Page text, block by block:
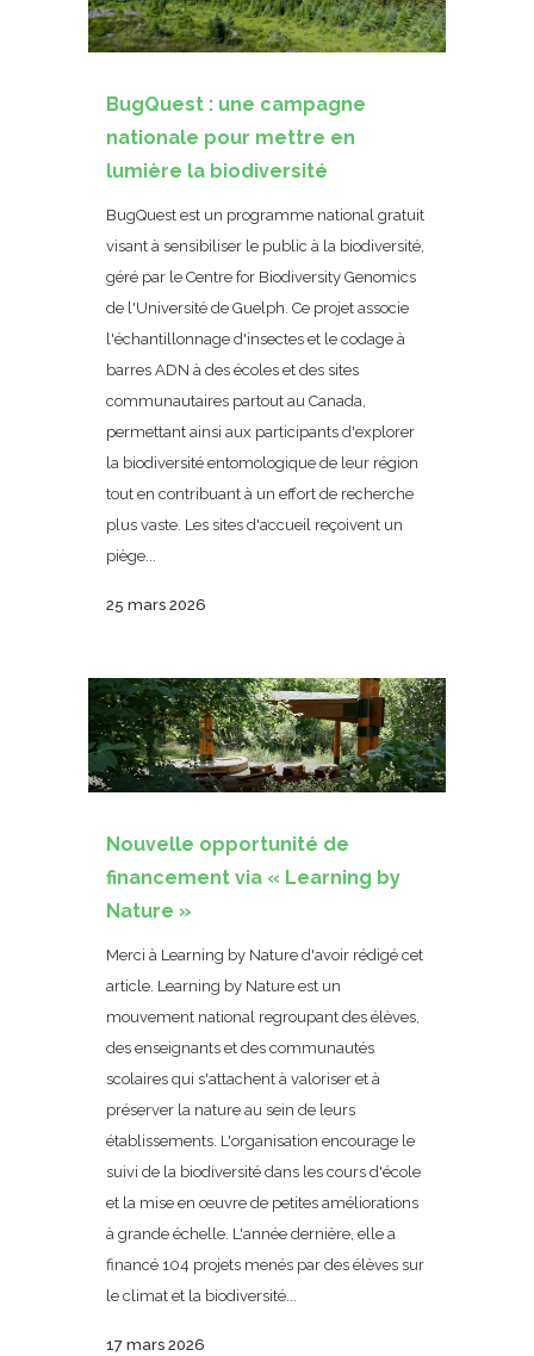
BugQuest : une campagne
nationale pour mettre en
lumière la biodiversité
BugQuest est un programme national gratuit
visant à sensibiliser le public à la biodiversité,
géré par le Centre for Biodiversity Genomics
de l'Université de Guelph. Ce projet associe
l'échantillonnage d'insectes et le codage à
barres ADN à des écoles et des sites
communautaires partout au Canada,
permettant ainsi aux participants d'explorer
la biodiversité entomologique de leur région
tout en contribuant à un effort de recherche
plus vaste. Les sites d'accueil reçoivent un
piège...
25 mars 2026
Nouvelle opportunité de
financement via « Learning by
Nature »
Merci à Learning by Nature d'avoir rédigé cet
article. Learning by Nature est un
mouvement national regroupant des élèves,
des enseignants et des communautés
scolaires qui s'attachent à valoriser et à
préserver la nature au sein de leurs
établissements. L'organisation encourage le
suivi de la biodiversité dans les cours d'école
et la mise en œuvre de petites améliorations
à grande échelle. L'année dernière, elle a
financé 104 projets menés par des élèves sur
le climat et la biodiversité...
17 mars 2026